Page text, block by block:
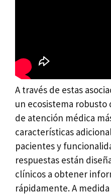
A través de estas
un ecosistema
de atención médica
características
pacientes y
respuestas están
clínicos a obtener
rápidamente. A